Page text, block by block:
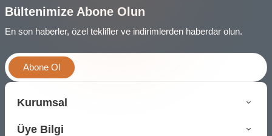
Bültenimize Abone Olun
En son haberler, özel teklifler ve indirimlerden haberdar olun.
Abone Ol
Kurumsal
Üye Bilgi